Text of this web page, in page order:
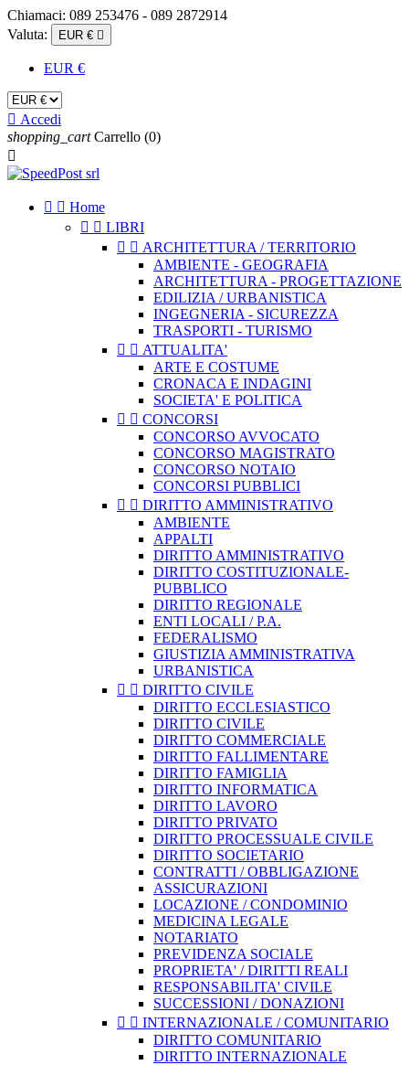
Chiamaci: 089 253476 - 089 2872914
Valuta:
EUR € 
EUR €
 Accedi
shopping_cart Carrello (0)

  Home
  LIBRI
  ARCHITETTURA / TERRITORIO
AMBIENTE - GEOGRAFIA
ARCHITETTURA - PROGETTAZIONE
EDILIZIA / URBANISTICA
INGEGNERIA - SICUREZZA
TRASPORTI - TURISMO
  ATTUALITA'
ARTE E COSTUME
CRONACA E INDAGINI
SOCIETA' E POLITICA
  CONCORSI
CONCORSO AVVOCATO
CONCORSO MAGISTRATO
CONCORSO NOTAIO
CONCORSI PUBBLICI
  DIRITTO AMMINISTRATIVO
AMBIENTE
APPALTI
DIRITTO AMMINISTRATIVO
DIRITTO COSTITUZIONALE-
PUBBLICO
DIRITTO REGIONALE
ENTI LOCALI / P.A.
FEDERALISMO
GIUSTIZIA AMMINISTRATIVA
URBANISTICA
  DIRITTO CIVILE
DIRITTO ECCLESIASTICO
DIRITTO CIVILE
DIRITTO COMMERCIALE
DIRITTO FALLIMENTARE
DIRITTO FAMIGLIA
DIRITTO INFORMATICA
DIRITTO LAVORO
DIRITTO PRIVATO
DIRITTO PROCESSUALE CIVILE
DIRITTO SOCIETARIO
CONTRATTI / OBBLIGAZIONE
ASSICURAZIONI
LOCAZIONE / CONDOMINIO
MEDICINA LEGALE
NOTARIATO
PREVIDENZA SOCIALE
PROPRIETA' / DIRITTI REALI
RESPONSABILITA' CIVILE
SUCCESSIONI / DONAZIONI
  INTERNAZIONALE / COMUNITARIO
DIRITTO COMUNITARIO
DIRITTO INTERNAZIONALE